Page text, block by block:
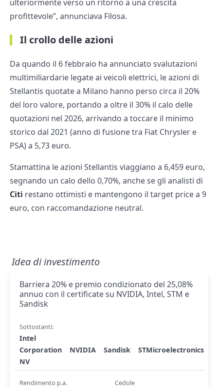
ulteriormente verso un ritorno a una crescita
profittevole”, annunciava Filosa.
Il crollo delle azioni
Da quando il 6 febbraio ha annunciato svalutazioni
multimiliardarie legate ai veicoli elettrici, le azioni di
Stellantis quotate a Milano hanno perso circa il 20%
del loro valore, portando a oltre il 30% il calo delle
quotazioni nel 2026, arrivando a toccare il minimo
storico dal 2021 (anno di fusione tra Fiat Chrysler e
PSA) a 5,73 euro.
Stamattina le azioni Stellantis viaggiano a 6,459 euro,
segnando un calo dello 0,70%, anche se gli analisti di
Citi restano ottimisti e mantengono il target price a 9
euro, con raccomandazione neutral.
Idea di investimento
Barriera 20% e premio condizionato del 25,08%
annuo con il certificate su NVIDIA, Intel, STM e
Sandisk
Sottostanti:
Intel
Corporation
NVIDIA Sandisk
STMicroelectronics
NV
Rendimento p.a. Cedole